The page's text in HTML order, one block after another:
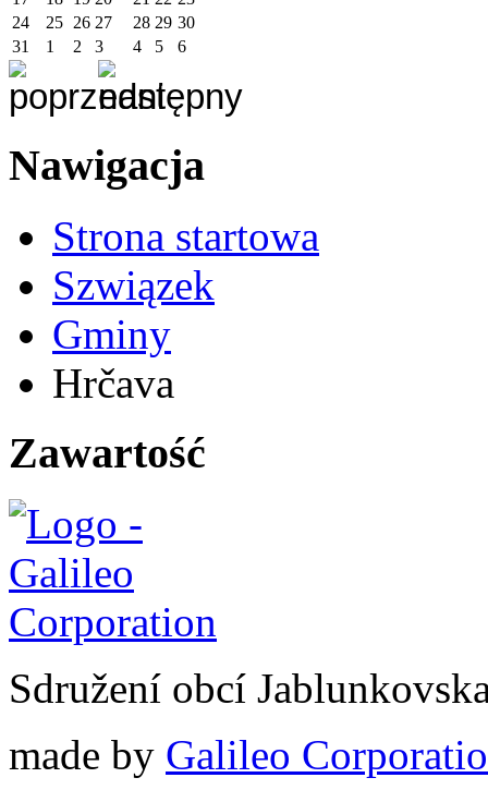
24
25 26 27 28 29 30
31
1 2 3 4 5 6
Nawigacja
Strona startowa
Szwiązek
Gminy
Hrčava
Zawartość
Sdružení obcí
made by Galileo